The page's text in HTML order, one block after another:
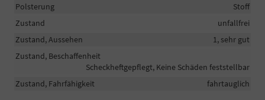
Polsterung
Stoff
Zustand
unfallfrei
Zustand, Aussehen
1, sehr gut
Zustand, Beschaffenheit
Scheckheftgepflegt, Keine Schäden feststellbar
Zustand, Fahrfähigkeit
fahrtauglich